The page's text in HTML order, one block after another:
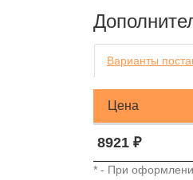
Варианты
Цена
8921 ₽
* - При